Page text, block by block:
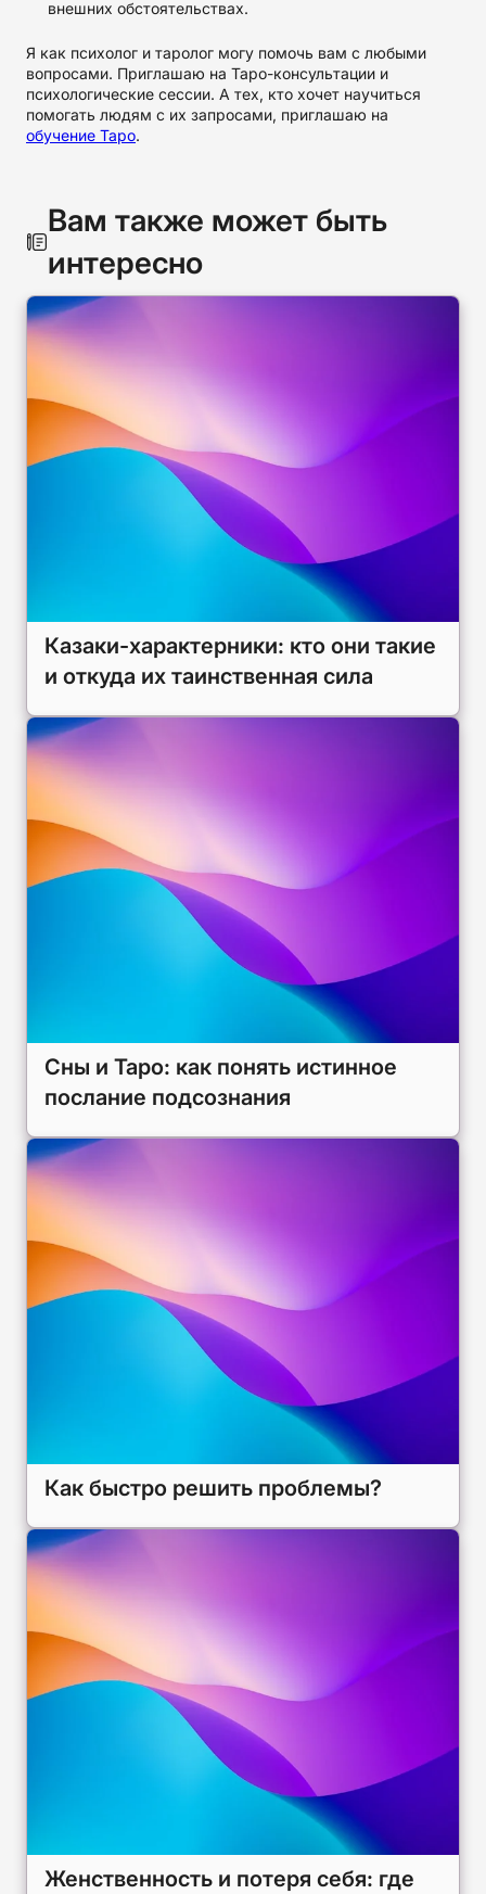
внешних обстоятельствах.
Я как психолог и таролог могу помочь вам с любыми
вопросами. Приглашаю на Таро-консультации и
психологические сессии. А тех, кто хочет научиться
помогать людям с их запросами, приглашаю на
обучение Таро.
Вам также может быть
интересно
Казаки-характерники: кто они такие
и откуда их таинственная сила
Сны и Таро: как понять истинное
послание подсознания
Как быстро решить проблемы?
Женственность и потеря себя: где